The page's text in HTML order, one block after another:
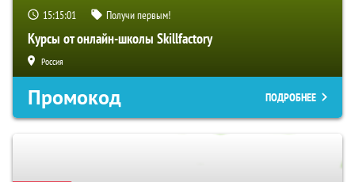
15:15:00 Получи первым!
Курсы от онлайн-школы Skillfactory
Россия
Промокод ПОДРОБНЕЕ